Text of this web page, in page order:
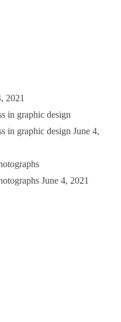
2021
in graphic design
in graphic design June 4,
June 4, 2021